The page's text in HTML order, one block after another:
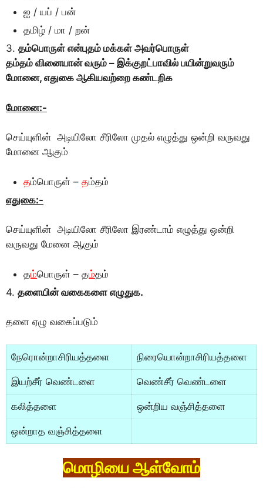
ஐ / யப் / பன்
தமிழ் / மா / றன்
3. தம்பொருள் என்புதம் மக்கள் அவர்பொருள்
தம்தம் வினையான் வரும் – இக்குறட்பாவில் பயின்றுவரும்
மோனை, எதுகை ஆகியவற்றை கண்டறிக
மாேனை:-
செய்யுளின் அடியிலோ சீரிலோ முதல் எழுத்து ஒன்றி வருவது
மோனை ஆகும்
தம்பொருள் – தம்தம்
எதுகை:-
செய்யுளின் அடியிலோ சீரிலோ இரண்டாம் எழுத்து ஒன்றி
வருவது மேனை ஆகும்
தம்பொருள் – தம்தம்
4. தளையின் வகைகளை எழுதுக.
தளை ஏழு வகைப்படும்
நேரொன்றாசிரியத்தளை நிரையொன்றாசிரியத்தளை
இயற்சீர் வெண்டளை வெண்சீர் வெண்டளை
கலித்தளை ஒன்றிய வஞ்சித்தளை
ஒன்றாத வஞ்சித்தளை
மொழியை ஆள்வோம்